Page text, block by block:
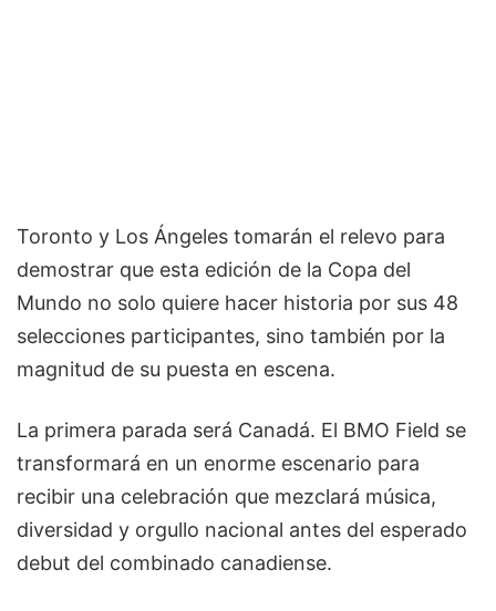
Toronto y Los Ángeles tomarán el relevo para
demostrar que esta edición de la Copa del
Mundo no solo quiere hacer historia por sus 48
selecciones participantes, sino también por la
magnitud de su puesta en escena.
La primera parada será Canadá. El BMO Field se
transformará en un enorme escenario para
recibir una celebración que mezclará música,
diversidad y orgullo nacional antes del esperado
debut del combinado canadiense.